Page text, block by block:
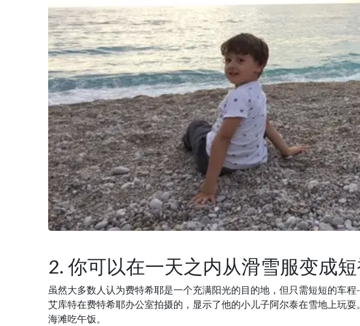
2. 你可以在一天之内从滑雪服变成
虽然大多数人认为费特希耶是一个充满阳光的目的地，但只需短短的车
艾库特在费特希耶办公室拍摄的，显示了他的小儿子阿尔泰在雪地上玩
海滩吃午饭。